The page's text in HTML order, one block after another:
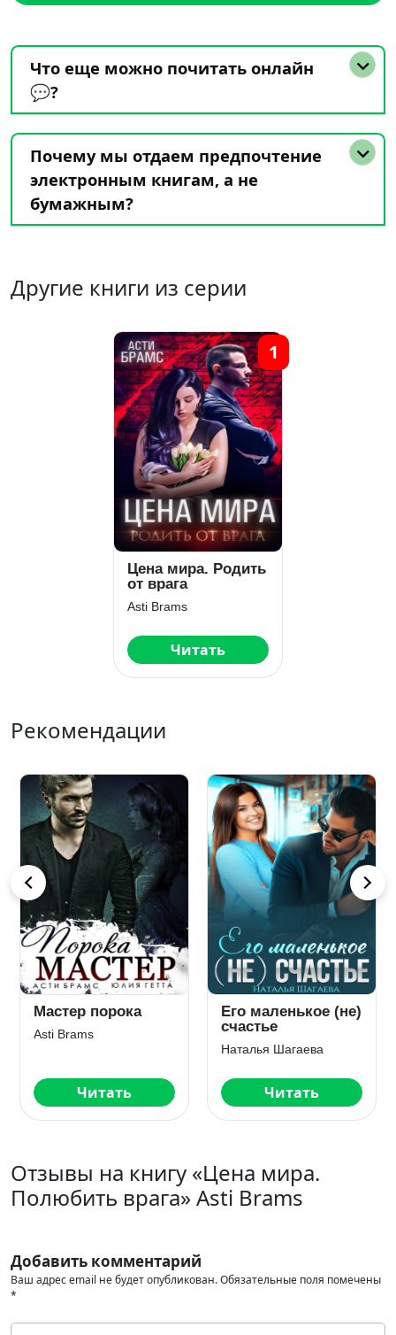
Что еще можно почитать онлайн
💬?
Почему мы отдаем предпочтение
электронным книгам, а не
бумажным?
Другие книги из серии
Цена мира. Родить
от врага
Asti Brams
Читать
1
Рекомендации
Развод. Я не нужна
тебе
Читать
Кукла
криминального
авторитета
Джулия Ромуш
Читать
Отзывы на книгу «Цена мира.
Полюбить врага» Asti Brams
Добавить комментарий
Ваш адрес email не будет опубликован.Обязательные поля помечены
*